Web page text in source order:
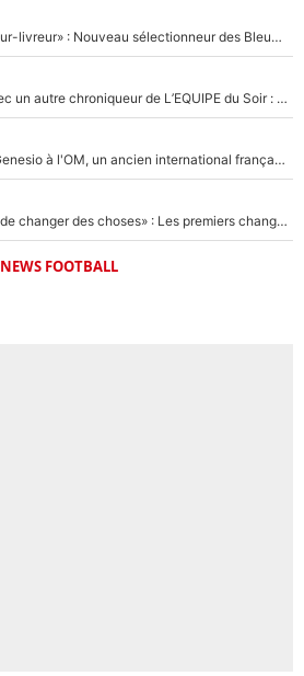
«Plus grand, je ferai chauffeur-livreur» : Nouveau sélectionneur des Bleus, Zinédine Zidane s’était imaginé un avenir très différent lorsqu'il était enfant
Johan Micoud en conflit avec un autre chroniqueur de L’EQUIPE du Soir : «Pendant un moment, je ne les ai pas remis ensemble dans l'émission»
Proche de rejoindre Bruno Genesio à l'OM, un ancien international français va finalement débarquer... sur RMC !
«Il y a probablement besoin de changer des choses» : Les premiers changements de Zinedine Zidane en équipe de France sont révélés ?
NEWS FOOTBALL